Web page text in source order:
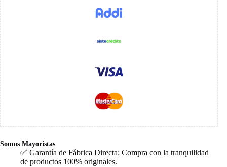
Somos Mayoristas
✅ Garantía de Fábrica Directa: Compra con la tranquilidad
de productos 100% originales.